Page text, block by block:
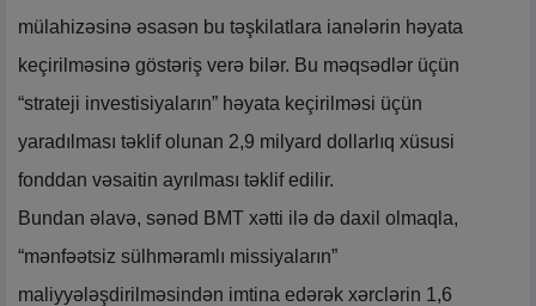
mülahizəsinə əsasən bu təşkilatlara ianələrin həyata
keçirilməsinə göstəriş verə bilər. Bu məqsədlər üçün
“strateji investisiyaların” həyata keçirilməsi üçün
yaradılması təklif olunan 2,9 milyard dollarlıq xüsusi
fonddan vəsaitin ayrılması təklif edilir.
Bundan əlavə, sənəd BMT xətti ilə də daxil olmaqla,
“mənfəətsiz sülhməramlı missiyaların”
maliyyələşdirilməsindən imtina edərək xərclərin 1,6